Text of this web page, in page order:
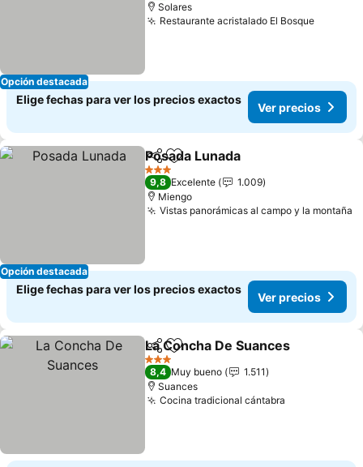
Opción destacada
Solares
Restaurante acristalado El Bosque
Elige fechas para ver los precios exactos
Ver precios
Opción destacada
CompartirAgregar a favoritos
Posada Lunada
3 Estrellas
9,8 Excelente
1.009
Miengo
Vistas panorámicas al campo y la montaña
Elige fechas para ver los precios exactos
Ver precios
CompartirAgregar a favoritos
La Concha De Suances
3 Estrellas
8,4 Muy bueno
1.511
Suances
Cocina tradicional cántabra